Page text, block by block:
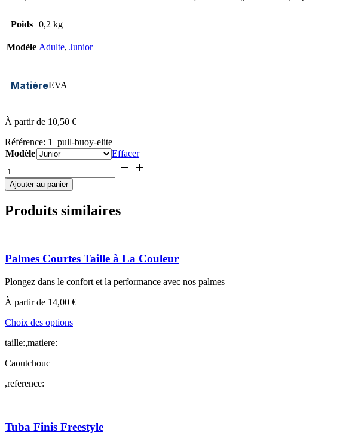
Poids 0,2 kg
Modèle Adulte, Junior
MatièreEVA
À partir de 10,50 €
Référence: 1_pull-buoy-elite
Modèle
Effacer
quantité
de
Pull
Elite
Ajouter au panier
Produits similaires
Palmes Courtes Taille à La Couleur
Plongez dans le confort et la performance avec nos palmes
À partir de 14,00 €
Choix des optionsCe
sur
taille:,matiere:
Caoutchouc
,reference:
Tuba Finis Freestyle